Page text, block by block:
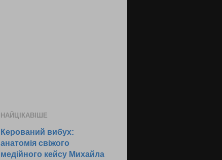
НАЙЦІКАВІШЕ
Керований вибух:
анатомія свіжого
медійного кейсу Михайла